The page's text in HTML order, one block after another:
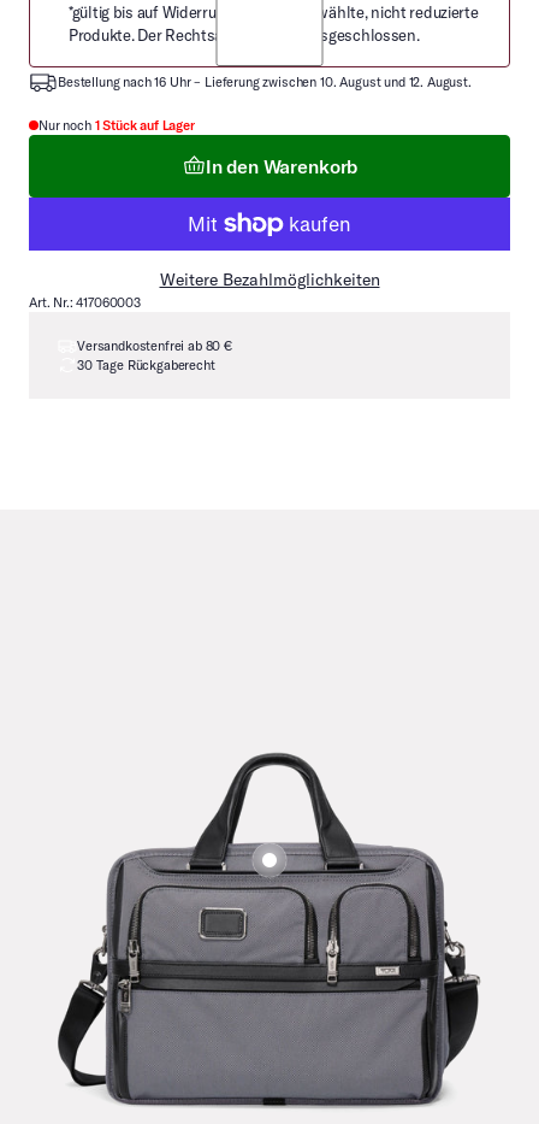
*gültig bis auf Widerruf nur auf ausgewählte, nicht reduzierte
Produkte. Der Rechtsanspruch ist ausgeschlossen.
Bestellung nach 16 Uhr – Lieferung zwischen 10. August und 12. August.
Nur noch 1 Stück auf Lager
In den Warenkorb
Weitere Bezahlmöglichkeiten
Art. Nr.: 417060003
Versandkostenfrei ab 80 €
30 Tage Rückgaberecht